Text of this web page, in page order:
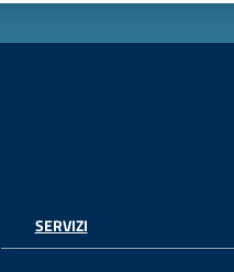
SERVIZI